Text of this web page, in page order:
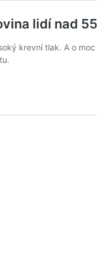
lidí nad
krevní tlak. A o